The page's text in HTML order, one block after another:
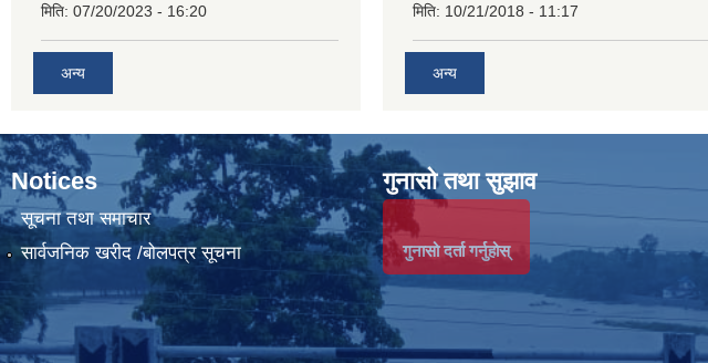
मिति: 07/20/2023 - 16:20
अन्य
मिति: 10/21/2018 - 11:17
अन्य
Notices
सूचना तथा समाचार
सार्वजनिक खरीद /बोलपत्र सूचना
गुनासो तथा सुझाव
गुनासो दर्ता गर्नुहोस्